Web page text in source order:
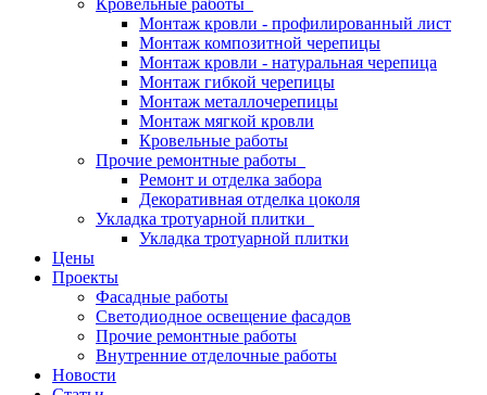
Кровельные работы
Монтаж кровли - профилированный лист
Монтаж композитной черепицы
Монтаж кровли - натуральная черепица
Монтаж гибкой черепицы
Монтаж металлочерепицы
Монтаж мягкой кровли
Кровельные работы
Прочие ремонтные работы
Ремонт и отделка забора
Декоративная отделка цоколя
Укладка тротуарной плитки
Укладка тротуарной плитки
Цены
Проекты
Фасадные работы
Светодиодное освещение фасадов
Прочие ремонтные работы
Внутренние отделочные работы
Новости